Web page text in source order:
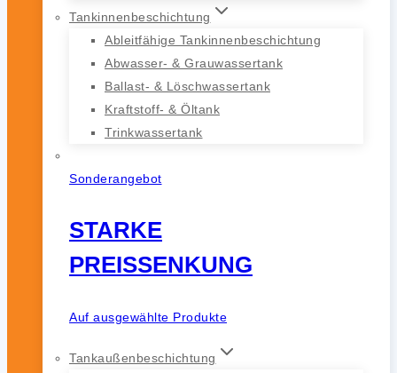
Tankinnenbeschichtung
Ableitfähige Tankinnenbeschichtung
Abwasser- & Grauwassertank
Ballast- & Löschwassertank
Kraftstoff- & Öltank
Trinkwassertank
Sonderangebot
STARKE
PREISSENKUNG
Auf ausgewählte Produkte
Tankaußenbeschichtung